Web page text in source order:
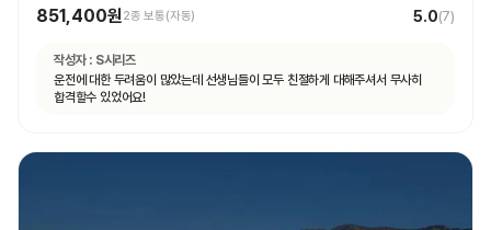
851,400원2종 보통(자동) 5.0(7)
작성자 : S시리즈
운전에 대한 두려움이 많았는데 선생님들이 모두 친절하게 대해주셔서 무사히
합격할수 있었어요!